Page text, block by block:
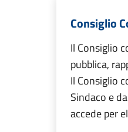
Consiglio
Il Consiglio
pubblica,
Il Consiglio
Sindaco e
accede per